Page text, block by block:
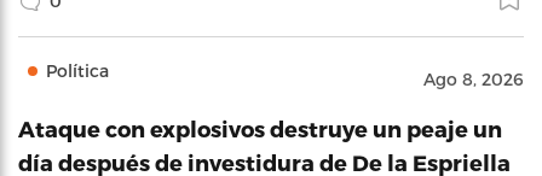
Política Ago 8, 2026
Ataque con explosivos destruye un peaje un
día después de investidura de De la Espriella